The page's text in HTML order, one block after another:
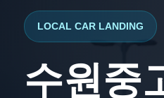
LOCAL CAR LANDING
수원중